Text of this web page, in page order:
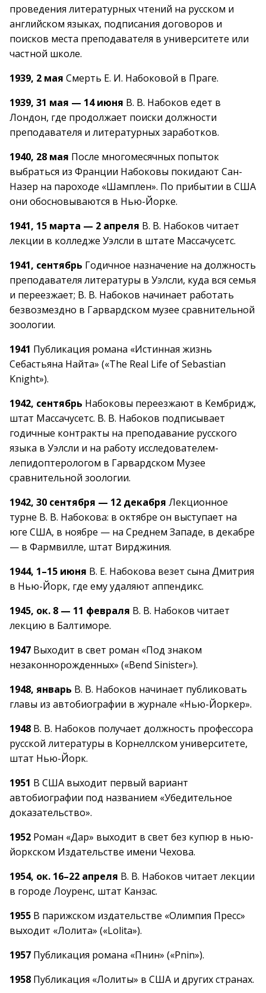
проведения литературных чтений на русском и
английском языках, подписания договоров и
поисков места преподавателя в университете или
частной школе.
1939, 2 мая Смерть Е. И. Набоковой в Праге.
1939, 31 мая — 14 июня В. В. Набоков едет в
Лондон, где продолжает поиски должности
преподавателя и литературных заработков.
1940, 28 мая После многомесячных попыток
выбраться из Франции Набоковы покидают Сан-
Назер на пароходе «Шамплен». По прибытии в США
они обосновываются в Нью-Йорке.
1941, 15 марта — 2 апреля В. В. Набоков читает
лекции в колледже Уэлсли в штате Массачусетс.
1941, сентябрь Годичное назначение на должность
преподавателя литературы в Уэлсли, куда вся семья
и переезжает; В. В. Набоков начинает работать
безвозмездно в Гарвардском музее сравнительной
зоологии.
1941 Публикация романа «Истинная жизнь
Себастьяна Найта» («The Real Life of Sebastian
Knight»).
1942, сентябрь Набоковы переезжают в Кембридж,
штат Массачусетс. В. В. Набоков подписывает
годичные контракты на преподавание русского
языка в Уэлсли и на работу исследователем-
лепидоптерологом в Гарвардском Музее
сравнительной зоологии.
1942, 30 сентября — 12 декабря Лекционное
турне В. В. Набокова: в октябре он выcтупает на
юге США, в ноябре — на Среднем Западе, в декабре
— в Фармвилле, штат Вирджиния.
1944, 1–15 июня В. Е. Набокова везет сына Дмитрия
в Нью-Йорк, где ему удаляют аппендикс.
1945, ок. 8 — 11 февраля В. В. Набоков читает
лекцию в Балтиморе.
1947 Выходит в свет роман «Под знаком
незаконнорожденных» («Bend Sinister»).
1948, январь В. В. Набоков начинает публиковать
главы из автобиографии в журнале «Нью-Йоркер».
1948 В. В. Набоков получает должность профессора
русской литературы в Корнеллском университете,
штат Нью-Йорк.
1951 В США выходит первый вариант
автобиографии под названием «Убедительное
доказательство».
1952 Роман «Дар» выходит в свет без купюр в нью-
йоркском Издательстве имени Чехова.
1954, ок. 16–22 апреля В. В. Набоков читает лекции
в городе Лоуренс, штат Канзас.
1955 В парижском издательстве «Олимпия Пресс»
выходит «Лолита» («Lolita»).
1957 Публикация романа «Пнин» («Pnin»).
1958 Публикация «Лолиты» в США и других странах.